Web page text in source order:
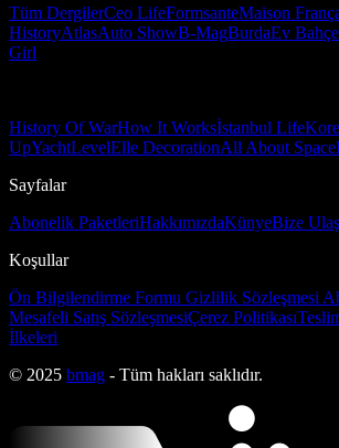
Tüm DergilerCeo LifeFormsanteMaison
HistoryAtlasAuto ShowB-MagBurdaEv Bahçe
Girl
History Of WarHow It Worksİstanbul Life
UpYachtLevelElle DecorationAll About Space
Sayfalar
Abonelik PaketleriHakkımızdaKünyeBize
Koşullar
Ön Bilgilendirme Formu Gizlilik Sözleşmesi
Mesafeli Satış SözleşmesiÇerez Politikası
İlkeleri
© 2025 bmag - Tüm hakları saklıdır.